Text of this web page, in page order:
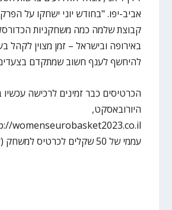
אביב-יפו. "בחודש יוני ישחקו על
קבוצת שלמה כמה משחקניות
באירופה ובישראל – זמן מצוין לקהל
להיחשף לענף חשוב שמתקדם
הכרטיסים כבר זמינים לרכישה
היורובאסקט,
עממי של 50 שקלים לכרטיס למשחק (לפני עמלה).